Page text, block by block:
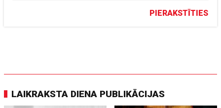
PIERAKSTĪTIES
LAIKRAKSTA DIENA PUBLIKĀCIJAS